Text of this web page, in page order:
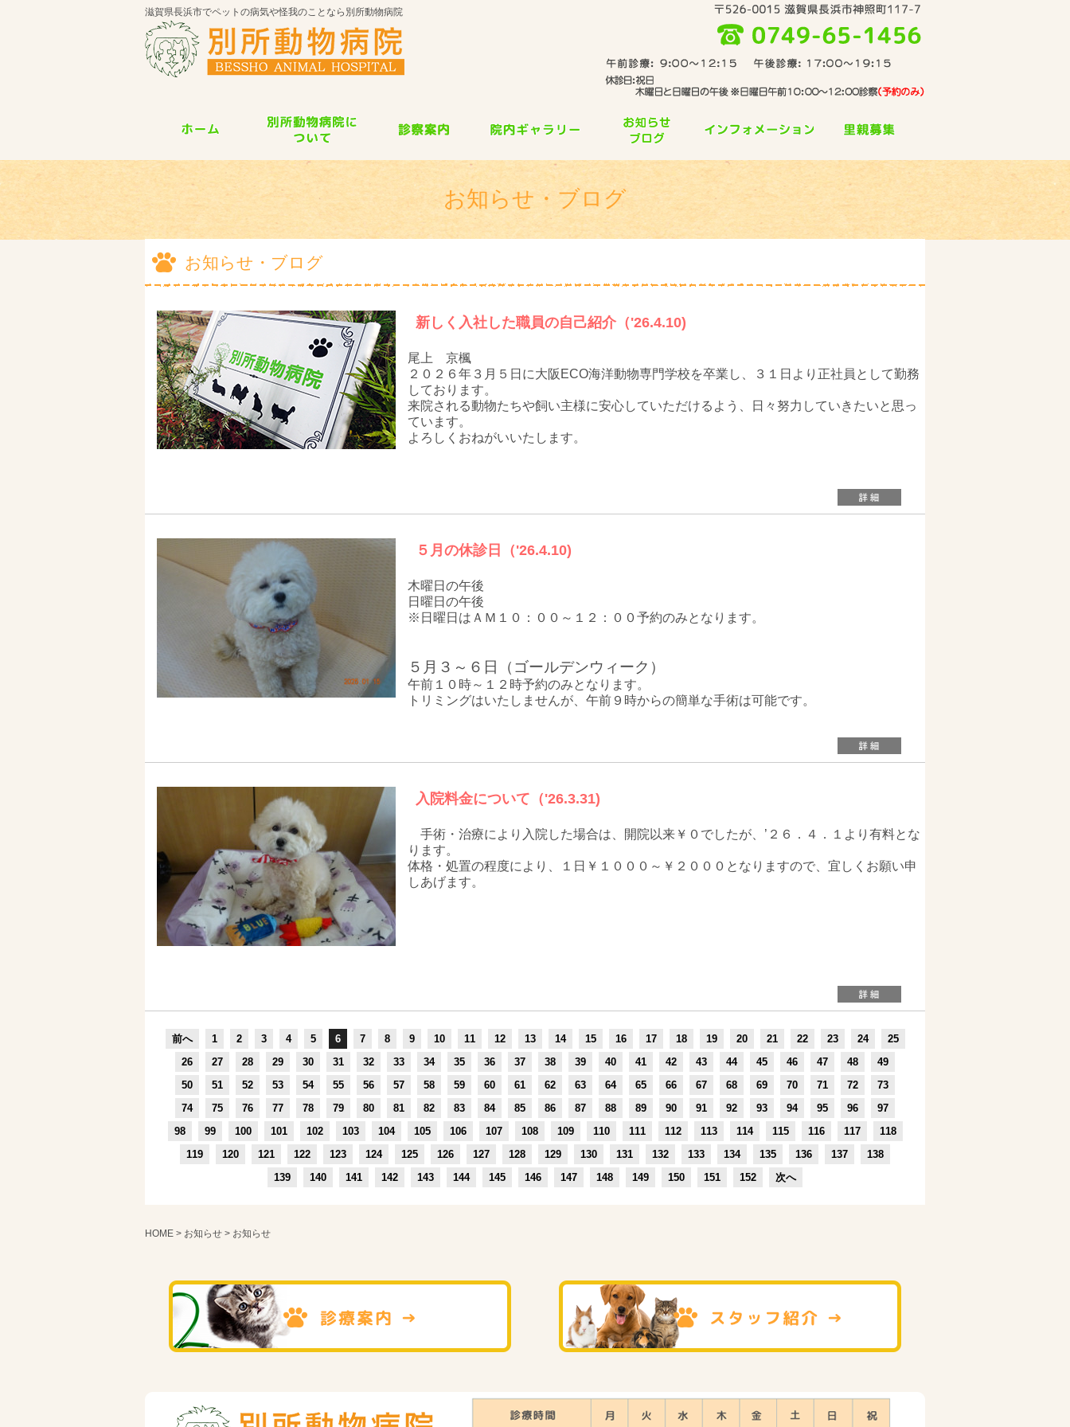
滋賀県長浜市でペットの病気や怪我のことなら別所動物病院
お知らせ・ブログ
お知らせ・ブログ
新しく入社した職員の自己紹介（'26.4.10)
尾上 京楓
２０２６年３月５日に大阪ECO海洋動物専門学校を卒業し、３１日より正社員として勤務
しております。
来院される動物たちや飼い主様に安心していただけるよう、日々努力していきたいと思っ
ています。
よろしくおねがいいたします。
５月の休診日（'26.4.10)
木曜日の午後
日曜日の午後
※日曜日はＡＭ１０：００～１２：００予約のみとなります。
５月３～６日（ゴールデンウィーク）
午前１０時～１２時予約のみとなります。
トリミングはいたしませんが、午前９時からの簡単な手術は可能です。
入院料金について（'26.3.31)
手術・治療により入院した場合は、開院以来￥０でしたが、’２６．４．１より有料とな
ります。
体格・処置の程度により、１日￥１０００～￥２０００となりますので、宜しくお願い申
しあげます。
前へ 1 2 3 4 5 6 7 8 9 10 11 12 13 14 15 16 17 18 19 20 21 22 23 24
25
26
27 28 29 30 31 32 33 34 35 36 37 38 39 40 41 42 43 44 45 46 47 48
49
50
51 52 53 54 55 56 57 58 59 60 61 62 63 64 65 66 67 68 69 70 71 72
73
74
75 76 77 78 79 80 81 82 83 84 85 86 87 88 89 90 91 92 93 94 95 96
97
98
99 100 101 102 103 104 105 106 107 108 109 110 111 112 113 114 115 116 117
118
119
120 121 122 123 124 125 126 127 128 129 130 131 132 133 134 135 136 137
138
139
140 141 142 143 144 145 146 147 148 149 150 151 152 次へ
HOME > お知らせ > お知らせ